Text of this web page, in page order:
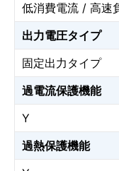
低消費電流 / 高速
出力電圧タイプ
固定出力タイプ
過電流保護機能
Y
過熱保護機能